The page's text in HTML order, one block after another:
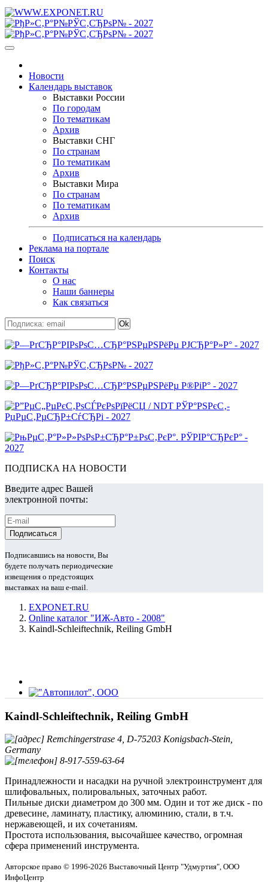
Новости
Календарь выставок
Выставки России
По городам
По тематикам
Архив
Выставки СНГ
По странам
По тематикам
Архив
Выставки Мира
По странам
По тематикам
Архив
Подписаться на календарь
Реклама на портале
Поиск
Контакты
О нас
Наши баннеры
Как связаться
ПОДПИСКА НА НОВОСТИ
Введите адрес Вашей
электронной почты:
Подписавшись на новости, Вы
будете получать периодические
извещения о предстоящих
выставках на ваш e-mail.
EXPONET.RU
Online каталог "ИЖ-Авто - 2008"
Kaindl-Schleiftechnik, Reiling GmbH
Kaindl-Schleiftechnik, Reiling GmbH
Remchingerstrase 4, D-75203 Konigsbach-Stein,
Germany
8-917-559-63-64
Принадлежности и насадки на ручной электроинструмент для
шлифовальных, полировальных, заточных работ.
Пильные диски диаметром до 300 мм. Один и тот же диск - по
древесине, ламинату, пластику, алюминию, стали, в т.ч.
нержавеющей, и их сочетаниям.
Простота использования, высочайшее качество, огромная
сфера применений инструмента.
Авторское право © 1996-2026 Выставочный Центр "Удмуртия", ООО
ИнфоЦентр